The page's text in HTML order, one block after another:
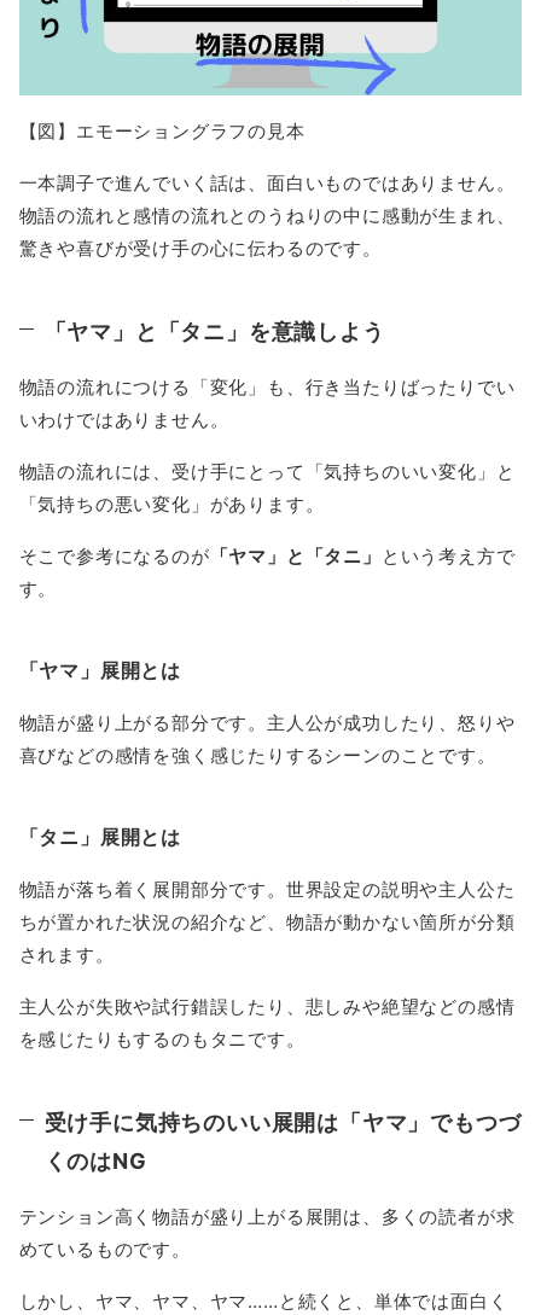
【図】エモーショングラフの見本
一本調子で進んでいく話は、面白いものではありません。
物語の流れと感情の流れとのうねりの中に感動が生まれ、
驚きや喜びが受け手の心に伝わるのです。
「ヤマ」と「タニ」を意識しよう
物語の流れにつける「変化」も、行き当たりばったりでい
いわけではありません。
物語の流れには、受け手にとって「気持ちのいい変化」と
「気持ちの悪い変化」があります。
そこで参考になるのが 「ヤマ」と「タニ」 という考え方で
す。
「ヤマ」展開とは
物語が盛り上がる部分です。主人公が成功したり、怒りや
喜びなどの感情を強く感じたりするシーンのことです。
「タニ」展開とは
物語が落ち着く展開部分です。世界設定の説明や主人公た
ちが置かれた状況の紹介など、物語が動かない箇所が分類
されます。
主人公が失敗や試行錯誤したり、悲しみや絶望などの感情
を感じたりもするのもタニです。
受け手に気持ちのいい展開は「ヤマ」でもつづ
くのはNG
テンション高く物語が盛り上がる展開は、多くの読者が求
めているものです。
しかし、ヤマ、ヤマ、ヤマ……と続くと、単体では面白く